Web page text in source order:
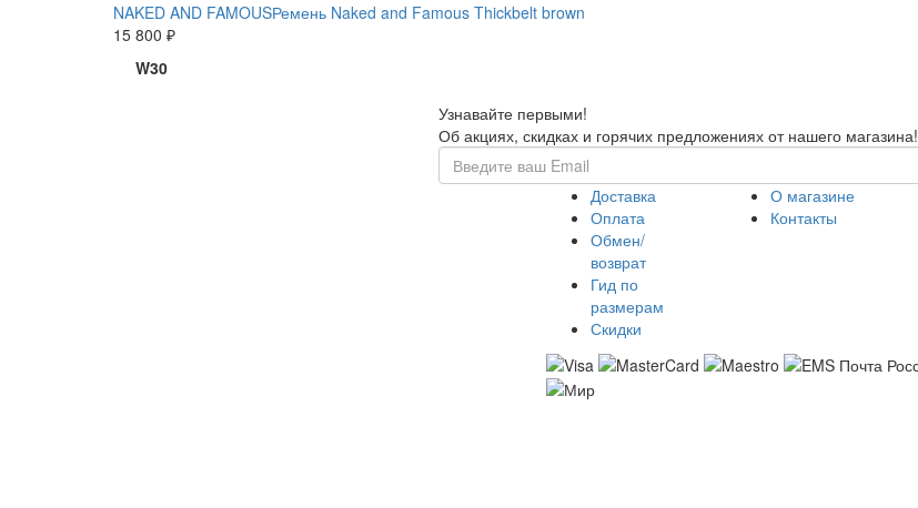
NAKED AND FAMOUSРемень Naked and Famous Thickbelt brown
15 800 ₽
W30
Узнавайте первыми!
Об акциях, скидках и горячих предложениях от нашего магазина!
Доставка
Оплата
Обмен/
возврат
Гид по
размерам
Скидки
О магазине
Контакты